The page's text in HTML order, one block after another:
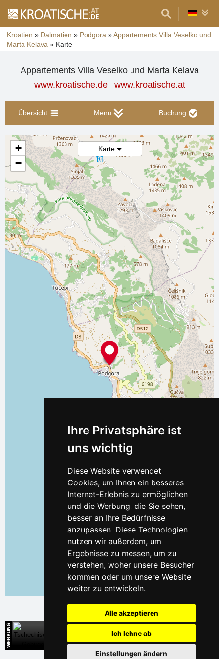
Ihre Privatsphäre ist
uns wichtig
Diese Website verwendet
Cookies, um Ihnen ein besseres
Internet-Erlebnis zu ermöglichen
und die Werbung, die Sie sehen,
besser an Ihre Bedürfnisse
anzupassen. Diese Technologien
nutzen wir außerdem, um
Ergebnisse zu messen, um zu
verstehen, woher unsere Besucher
kommen oder um unsere Website
weiter zu entwickeln.
Alle akzeptieren
Ich lehne ab
Einstellungen ändern
Kroatien » Dalmatien » Podgora »Appartements Villa Veselko und
Marta Kelava » Karte
Appartements Villa Veselko und Marta Kelava
www.kroatische.de
www.kroatische.at
Übersicht Menu Buchung
Karte
+
−
Leaflet| ©OpenStreetMap
Tschechische Gebirge